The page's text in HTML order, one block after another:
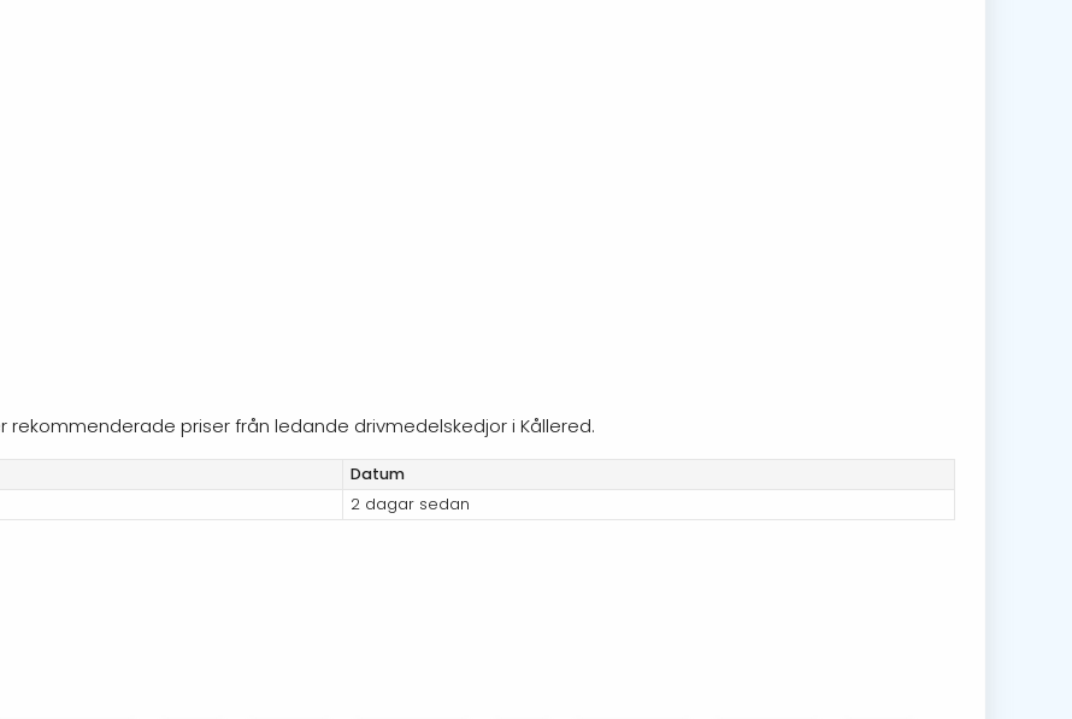
rekommenderade priser från ledande drivmedelskedjor i Kållered.
Datum
2 dagar sedan